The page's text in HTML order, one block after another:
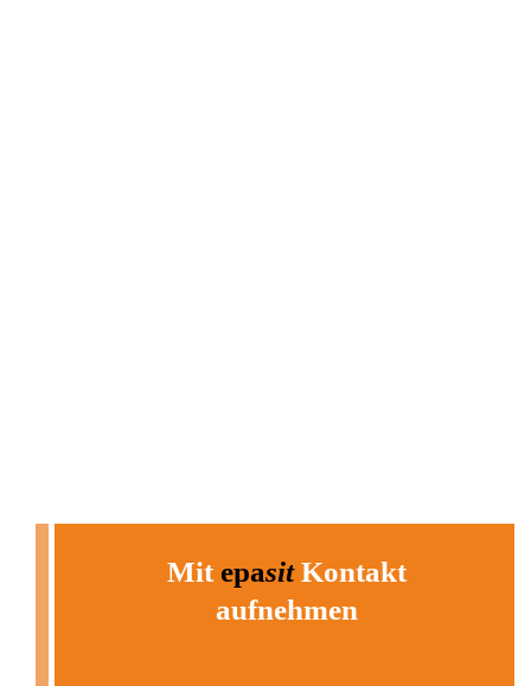
Mit epasit Kontakt
aufnehmen